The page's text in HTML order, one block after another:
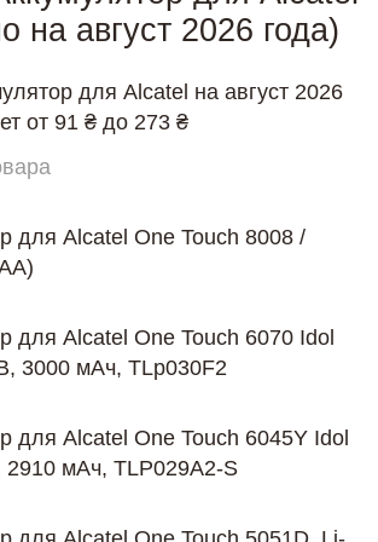
на август 2026 года)
для Alcatel на август 2026
от 91 ₴ до 273 ₴
для Alcatel One Touch 8008 /
для Alcatel One Touch 6070 Idol
3000 мАч, TLp030F2
для Alcatel One Touch 6045Y Idol
2910 мАч, TLP029A2-S